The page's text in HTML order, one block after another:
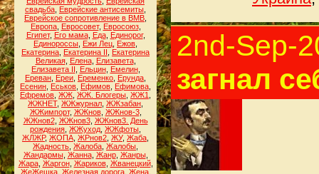
свадьба Еврейские антисемиты
Еврейское сопротивление в ВМВ
Европа, Евросовет, Евросоюз,
Египет, Его мама, Еда, Единорог,
Единороссы Ежи Лец Ежов
Екатерина Екатерина II
Екатерина
Великая, Елена, Елизавета,
Елизавета II
Ельцин, Емелин,
Ереван Ереи Еременко Ерунда
Есенин Еськов Ефимов Ефимова
Ефремов ЖЖ ЖЖ. Блогеры ЖЖ1
ЖЖНЕТ, ЖЖжурнал ЖЖзабан
ЖЖимпорт, ЖЖнов, ЖЖнов-3,
ЖЖнов2, ЖЖнов3, ЖЖнов3. День
рождения ЖЖуход ЖЖфоты
ЖЛЖР, ЖОПА ЖРнов2 ЖУ, Жаба
Жадность Жалоба Жалобы
Жандармы, Жанна, Жанр, Жанры,
Жара, Жаргон, Жариков, Жванецкий,
ЖеЖешка, Железная дорога, Жена,
2nd-Sep-
загнал